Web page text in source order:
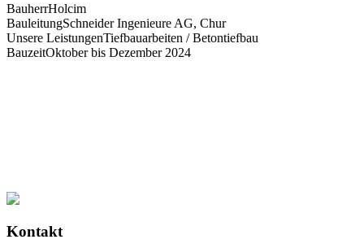
BauherrHolcim
BauleitungSchneider Ingenieure AG, Chur
Unsere LeistungenTiefbauarbeiten / Betontiefbau
BauzeitOktober bis Dezember 2024
Kontakt